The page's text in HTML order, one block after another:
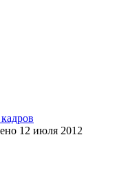
12 июля 2012